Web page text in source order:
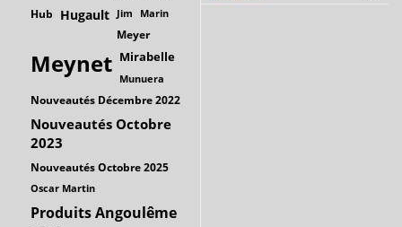
Hub Hugault Jim Marin
Meyer
Meynet Mirabelle
Munuera
Nouveautés Décembre 2022
Nouveautés Octobre
2023
Nouveautés Octobre 2025
Oscar Martin
Produits Angoulême